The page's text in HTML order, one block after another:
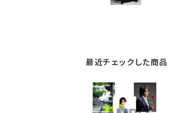
最近チェックした商品